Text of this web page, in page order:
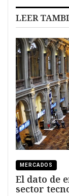
LEER
MERCADOS
El dato de
sector